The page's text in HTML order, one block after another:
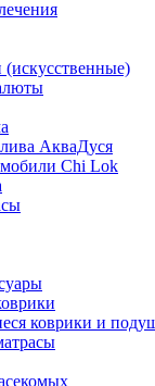
АкваДуся
Chi Lok
коврики и